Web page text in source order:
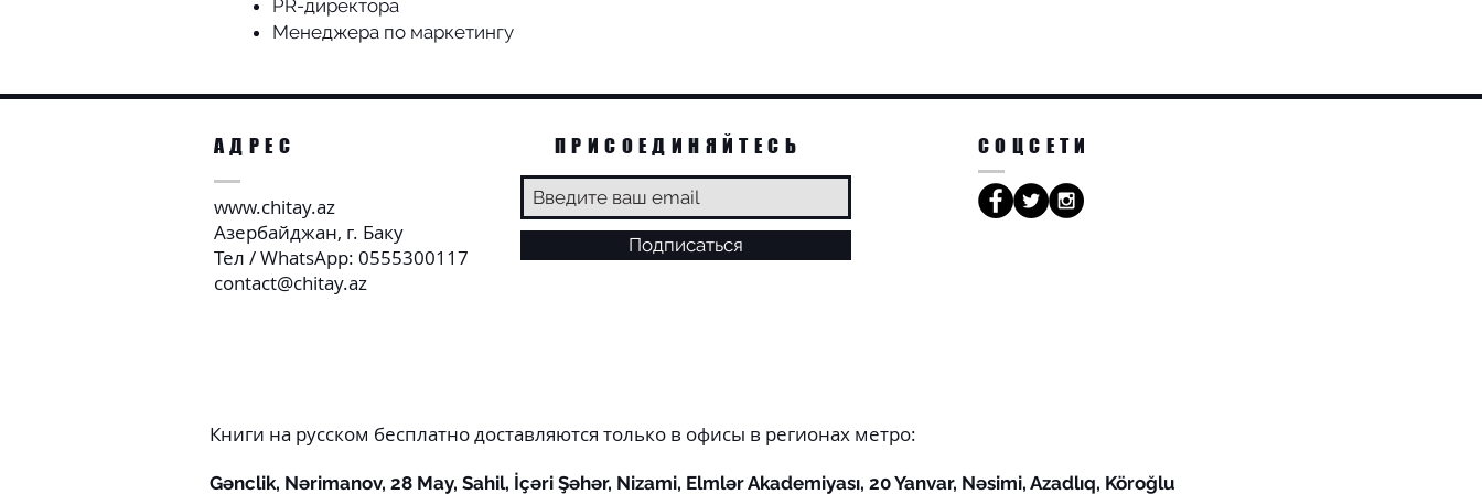
PR-директора
Менеджера по маркетингу
АДРЕС
www.chitay.az
Азербайджан, г. Баку
Тел / WhatsApp: 0555300117
contact@chitay.az
ПРИСОЕДИНЯЙТЕСЬ
Подписаться
СОЦСЕТИ
Книги на русском бесплатно доставляются только в офисы в регионах метро:
Gənclik, Nərimanov, 28 May, Sahil, İçəri Şəhər, Nizami, Elmlər Akademiyası, 20 Yanvar, Nəsimi, Azadlıq, Köroğlu